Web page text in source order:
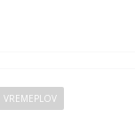
VREMEPLOV